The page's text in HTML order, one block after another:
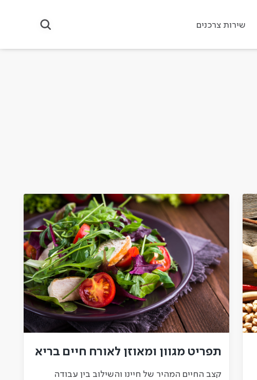
שירות צרכנים
תפריט מגוון ומאוזן לאורח חיים בריא
קצב החיים המהיר של חיינו והשילוב בין עבודה